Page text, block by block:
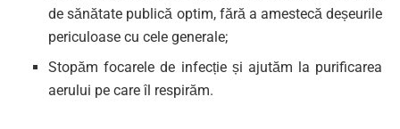
de sănătate publică optim, fără a amestecă deșeurile
periculoase cu cele generale;
Stopăm focarele de infecție și ajutăm la purificarea
aerului pe care îl respirăm.